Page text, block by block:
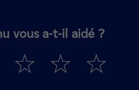
vous a-t-il aidé ?